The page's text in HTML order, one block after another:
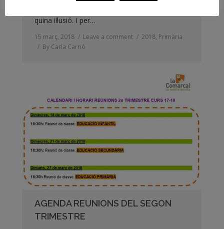
quina il·lusió. I per…
15 març, 2018 Leave a comment 2018, Primària
By Carla Carrió
AGENDA REUNIONS DEL SEGON
TRIMESTRE